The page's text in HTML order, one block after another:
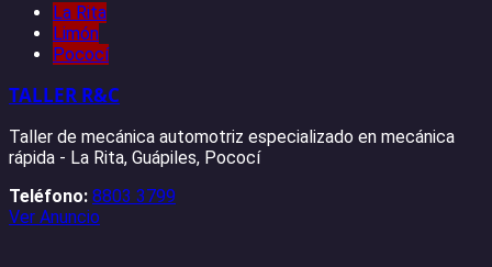
La Rita
Limón
Pococí
TALLER R&C
Taller de mecánica automotriz especializado en mecánica
rápida - La Rita, Guápiles, Pococí
Teléfono: 8803 3799
Ver Anuncio